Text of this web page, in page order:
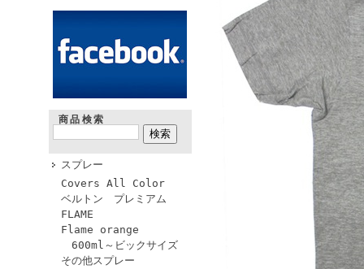
商品検索
スプレー
Covers All Color
ベルトン プレミアム
FLAME
Flame orange
600ml～ビックサイズ
その他スプレー